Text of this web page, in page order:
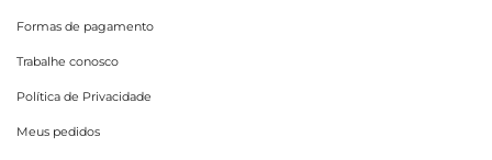
Formas de pagamento
Trabalhe conosco
Política de Privacidade
Meus pedidos